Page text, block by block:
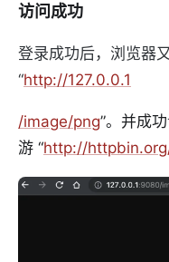
访问成功
登录成功后，浏览器
“http://127.0.0.1
/image/png”。并成
游 “http://